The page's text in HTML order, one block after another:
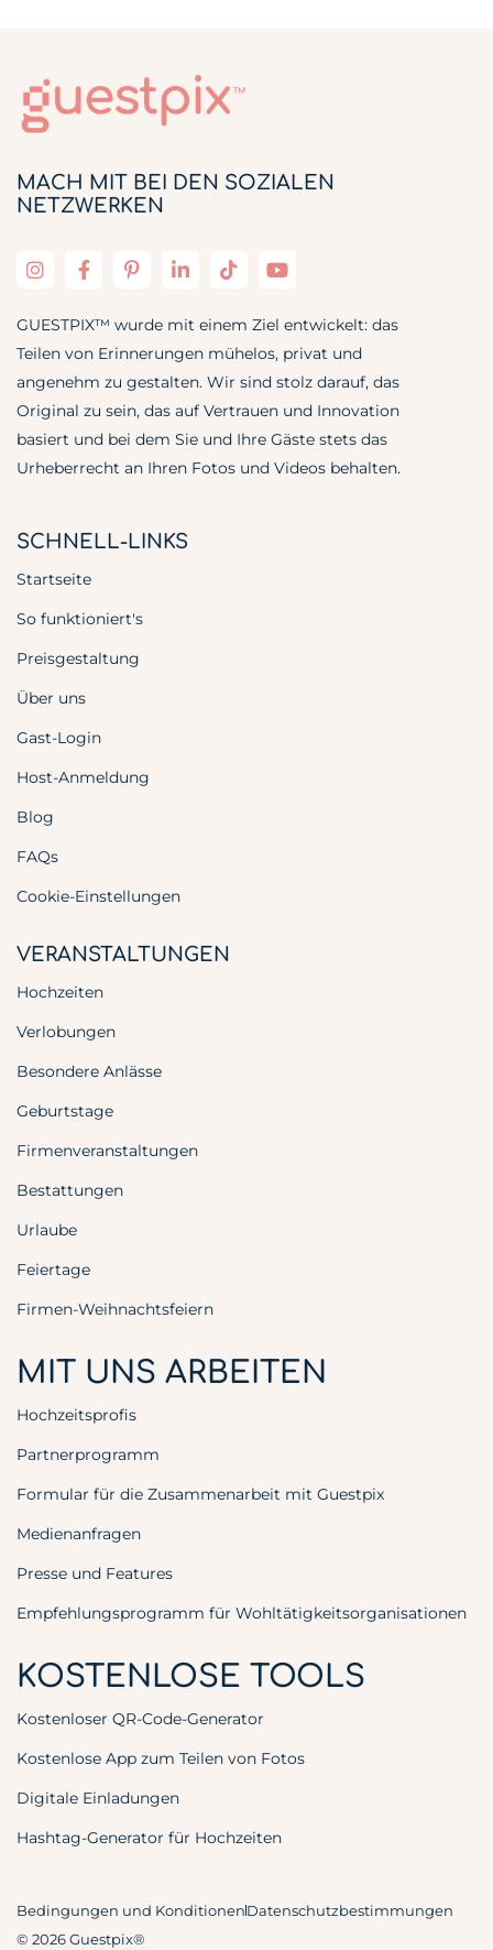
MACH MIT BEI DEN SOZIALEN
NETZWERKEN
GUESTPIX™ wurde mit einem Ziel entwickelt: das
Teilen von Erinnerungen mühelos, privat und
angenehm zu gestalten. Wir sind stolz darauf, das
Original zu sein, das auf Vertrauen und Innovation
basiert und bei dem Sie und Ihre Gäste stets das
Urheberrecht an Ihren Fotos und Videos behalten.
SCHNELL-LINKS
Startseite
So funktioniert's
Preisgestaltung
Über uns
Gast-Login
Host-Anmeldung
Blog
FAQs
Cookie-Einstellungen
VERANSTALTUNGEN
Hochzeiten
Verlobungen
Besondere Anlässe
Geburtstage
Firmenveranstaltungen
Bestattungen
Urlaube
Feiertage
Firmen-Weihnachtsfeiern
MIT UNS ARBEITEN
Hochzeitsprofis
Partnerprogramm
Formular für die Zusammenarbeit mit Guestpix
Medienanfragen
Presse und Features
Empfehlungsprogramm für Wohltätigkeitsorganisationen
KOSTENLOSE TOOLS
Kostenloser QR-Code-Generator
Kostenlose App zum Teilen von Fotos
Digitale Einladungen
Hashtag-Generator für Hochzeiten
© 2026 Guestpix®
Bedingungen und KonditionenDatenschutzbestimmungen